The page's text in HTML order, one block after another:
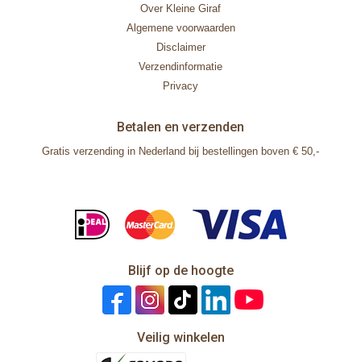
Over Kleine Giraf
Algemene voorwaarden
Disclaimer
Verzendinformatie
Privacy
Betalen en verzenden
Gratis verzending in Nederland bij bestellingen boven € 50,-
Blijf op de hoogte
Veilig winkelen